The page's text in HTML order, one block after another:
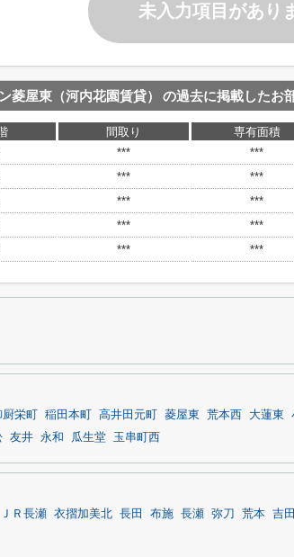
未入力項目があり
菱屋東（河内花園賃貸） の過去に掲載したお
間取り 専有面積
*** ***
*** ***
*** ***
*** ***
*** ***
栄町 稲田本町 高井田元町 菱屋東 荒本西 大蓮東
友井 永和 瓜生堂 玉串町西
ＪＲ長瀬 衣摺加美北 長田 布施 長瀬 弥刀 荒本 吉田